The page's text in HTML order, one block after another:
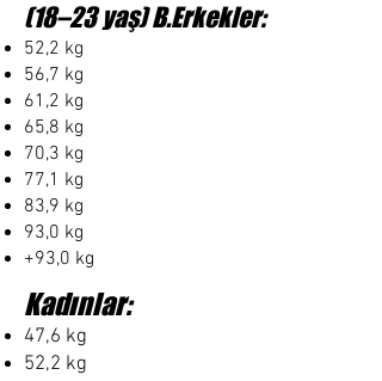
(18–23 yaş) B.Erkekler:
52,2 kg
56,7 kg
61,2 kg
65,8 kg
70,3 kg
77,1 kg
83,9 kg
93,0 kg
+93,0 kg
Kadınlar:
47,6 kg
52,2 kg